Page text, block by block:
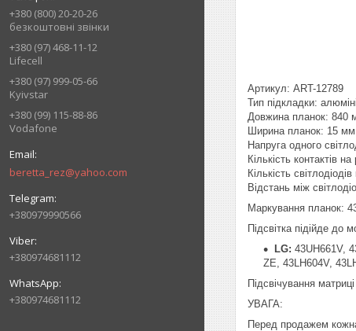
+380 (800) 20-20-26
безкоштовні звінки
+380 (97) 468-11-12
Lifecell
+380 (97) 999-05-66
Kyivstar
+380 (99) 115-88-86
Vodafone
beretta_rez@yahoo.com
+380979990566
+380974681112
+380974681112
Артикул: ART-12789
Тип підкладки:
Довжина планок: 840
Ширина планок: 15 мм
Напруга одного
Кількість контактів
Кількість
Відстань між
Маркування планок:
Підсвітка підійде до
LG: 43UH661V,
ZE, 43LH604V,
Підсвічування
УВАГА:
Перед продажем